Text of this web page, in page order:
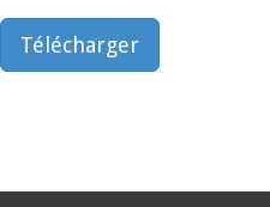
Télécharger